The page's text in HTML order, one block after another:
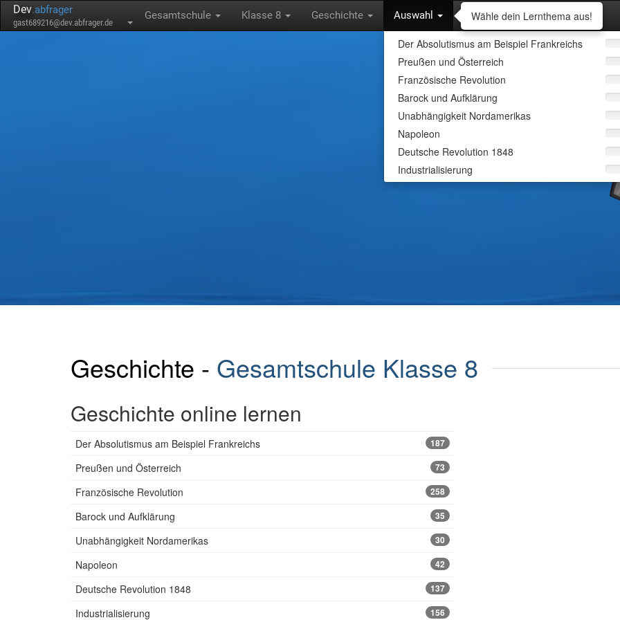
Dev.abfrager
gast689216@dev.abfrager.de
Gesamtschule Klasse 8 Geschichte Auswahl
Der Absolutismus am Beispiel Frankreichs
Preußen und Österreich
Französische Revolution
Barock und Aufklärung
Unabhängigkeit Nordamerikas
Napoleon
Deutsche Revolution 1848
Industrialisierung
Wähle dein
Lass dich abfragen und
interessanten Inhalten.
Geschichte - Gesamtschule Klasse 8
Geschichte online lernen
Der Absolutismus am Beispiel Frankreichs 187
Preußen und Österreich 73
Französische Revolution 258
Barock und Aufklärung 35
Unabhängigkeit Nordamerikas 30
Napoleon 42
Deutsche Revolution 1848 137
Industrialisierung 156
Wähle dein Lernthema aus!